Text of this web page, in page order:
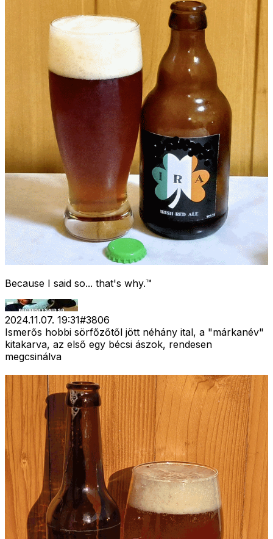
Because I said so... that's why.™
2024.11.07. 19:31#3806
Ismerős hobbi sörfőzőtől jött néhány ital, a "márkanév"
kitakarva, az első egy bécsi ászok, rendesen
megcsinálva